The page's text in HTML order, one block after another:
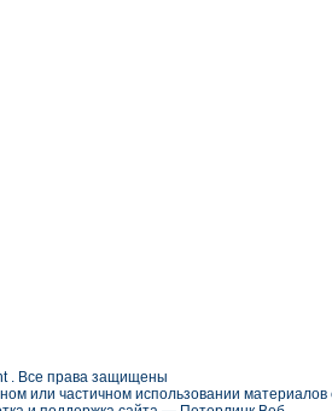
. Все права защищены
или частичном использовании